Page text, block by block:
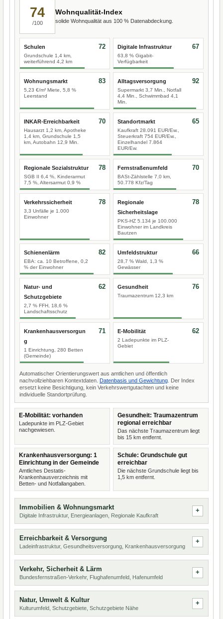
74
/100
Wohnqualität-Index
solide Wohnqualität aus 100 % Datenabdeckung.
Schulen
Grundschule 1,4 km,
weiterführend 4,2 km
72 Digitale Infrastruktur
63,8 % Gigabit-
Verfügbarkeit
67
Wohnungsmarkt
5,23 €/m² Miete, 5,8 %
Leerstand
83 Alltagsversorgung
Supermarkt 3,7 Min., Notfall
4,4 Min., Schwimmbad 4,1
Min.
92
INKAR-Erreichbarkeit
Hausarzt 1,2 km, Apotheke
1,4 km, Grundschule 1,5
km, Autobahn 12,9 Min.
70 Standortmarkt
Kaufkraft 28.091 EUR/Ew.,
Steuerkraft 754 EUR/Ew.,
Einzelhandel 7.864
EUR/Ew.
65
Regionale Sozialstruktur
SGB II 6,4 %, Kinderarmut
7,5 %, Altersarmut 0,9 %
78 Fernstraßenumfeld
BASt-Zählstelle 7,0 km,
50.778 Kfz/Tag
70
Verkehrssicherheit
3,3 Unfälle je 1.000
Einwohner
78
Regionale
Sicherheitslage
PKS-HZ 5.134 je 100.000
Einwohner im Landkreis
Bautzen
78
Schienenlärm
EBA: ca. 10 Betroffene, 0,2
% der Einwohner
82 Umfeldstruktur
28,7 % Wald, 1,3 %
Gewässer
66
Natur- und
Schutzgebiete
2,7 % FFH, 18,6 %
Landschaftsschutz
62 Gesundheit
Traumazentrum 12,3 km
76
Krankenhausversorgun
g
1 Einrichtung, 280 Betten
(Gemeinde)
71 E-Mobilität
2 Ladepunkte im PLZ-
Gebiet
62
Automatischer Orientierungswert aus amtlichen und öffentlich
nachvollziehbaren Kontextdaten. Datenbasis und Gewichtung . Der Index
ersetzt keine Besichtigung, kein Verkehrswertgutachten und keine
individuelle Standortprüfung.
E-Mobilität: vorhanden
Ladepunkte im PLZ-Gebiet
nachgewiesen.
Gesundheit: Traumazentrum
regional erreichbar
Das nächste Traumazentrum liegt
bis 15 km entfernt.
Krankenhausversorgung: 1
Einrichtung in der Gemeinde
Amtliches Destatis-
Krankenhausverzeichnis mit
Betten- und Notfallangaben.
Schule: Grundschule gut
erreichbar
Die nächste Grundschule liegt bis
1,5 km entfernt.
Immobilien & Wohnungsmarkt
Digitale Infrastruktur, Energieanlagen, Regionale Kaufkraft
Erreichbarkeit & Versorgung
Ladeinfrastruktur, Gesundheitsversorgung, Krankenhausversorgung
Verkehr, Sicherheit & Lärm
Bundesfernstraßen-Verkehr, Flughafenumfeld, Hafenumfeld
Natur, Umwelt & Kultur
Kulturumfeld, Schutzgebiete, Schutzgebiete Nähe